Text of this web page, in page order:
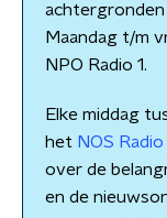
achtergronden
Maandag t/m
NPO Radio 1.
Elke middag
het NOS
over de
en de